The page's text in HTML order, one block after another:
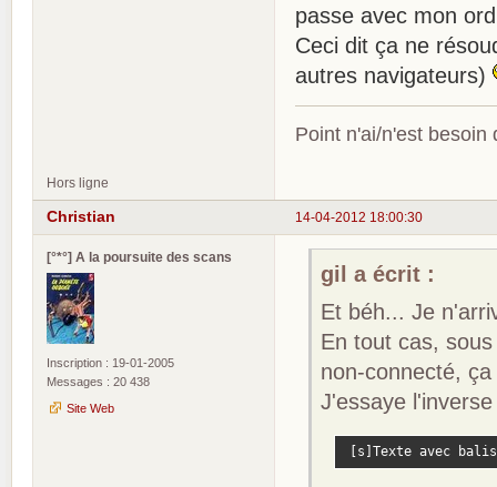
passe avec mon
Ceci dit ça ne
autres navigateurs)
Point n'ai/n'est besoin
Hors ligne
14-04-2012 18:00:30
Christian
[°*°] A la poursuite des scans
Inscription : 19-01-2005
Messages : 20 438
Site Web
gil a écrit :
Et béh... Je
En tout cas,
non-connecté,
J'essaye
[s]Texte avec